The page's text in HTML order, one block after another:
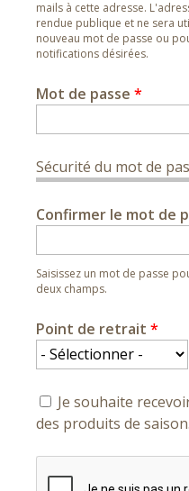
mails à cette adresse.
rendue publique et ne sera
nouveau mot de passe ou
notifications désirées.
Mot de passe *
Sécurité du mot de
Confirmer le mot de
Saisissez un mot de passe
deux champs.
Point de retrait *
Je souhaite
des produits de saison.